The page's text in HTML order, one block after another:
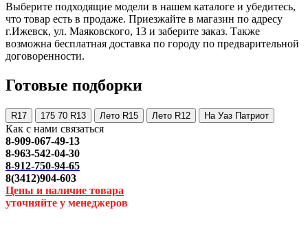
Выберите подходящие модели в нашем каталоге и убедитесь,
что товар есть в продаже. Приезжайте в магазин по адресу
г.Ижевск, ул. Маяковского, 13 и заберите заказ. Также
возможна бесплатная доставка по городу по предварительной
договоренности.
Готовые подборки
R17 175 70 R13 Лето R15 Лето R12 На Уаз Патриот
Как с нами связаться
8-909-067-49-13
8-963-542-04-30
8-912-750-94-65
8(3412)904-603
Цены и наличие товара
уточняйте у менеджеров